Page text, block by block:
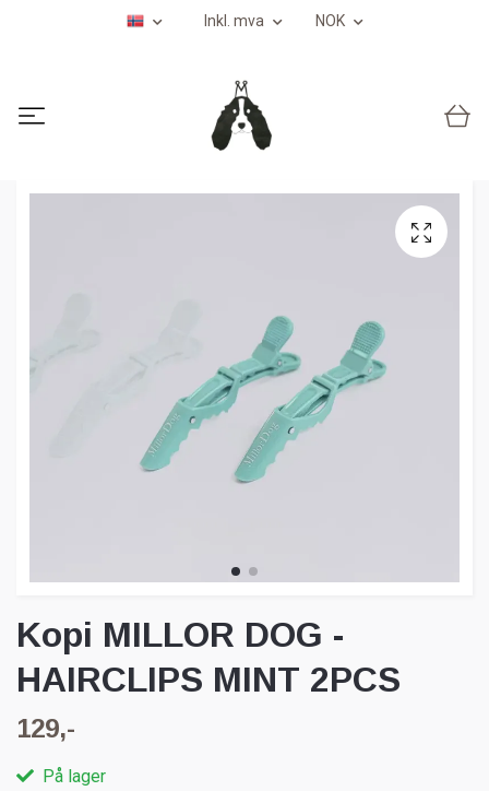
Inkl. mva NOK
Kopi MILLOR DOG -
HAIRCLIPS MINT 2PCS
129,-
På lager